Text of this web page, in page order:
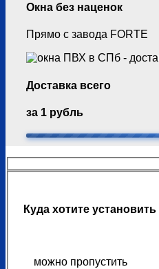
Окна без наценок
Прямо с завода FORTE
Доставка всего
за 1 рубль
Куда хотите установить
можно пропустить